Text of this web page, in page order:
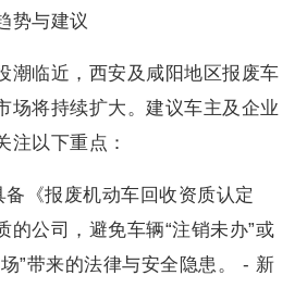
势与建议
潮临近，西安及咸阳地区报废车
场将持续扩大。建议车主及企业
注以下重点：
《报废机动车回收资质认定
的公司，避免车辆“注销未办”或
”带来的法律与安全隐患。 - 新